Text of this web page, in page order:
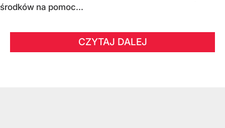
środków na pomoc...
CZYTAJ DALEJ